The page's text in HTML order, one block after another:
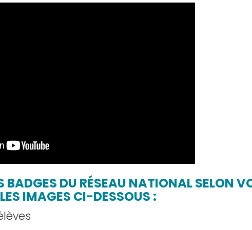
BADGES DU RÉSEAU NATIONAL SELON
IMAGES CI-DESSOUS :